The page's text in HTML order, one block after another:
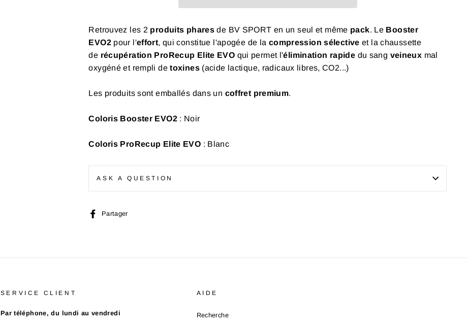
Retrouvez les 2 produits phares de BV SPORT en un seul et même pack. Le Booster
EVO2 pour l'effort, qui constitue l'apogée de la compression sélective et la chaussette
de récupération ProRecup Elite EVO qui permet l'élimination rapide du sang veineux mal
oxygéné et rempli de toxines (acide lactique, radicaux libres, CO2...)
Les produits sont emballés dans un coffret premium.
Coloris Booster EVO2 : Noir
Coloris ProRecup Elite EVO : Blanc
ASK A QUESTION
Partager
SERVICE CLIENT
Par téléphone, du lundi au vendredi
AIDE
Recherche